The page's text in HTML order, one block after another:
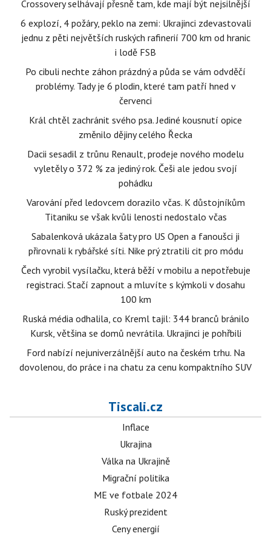
Crossovery selhávají přesně tam, kde mají být nejsilnější
6 explozí, 4 požáry, peklo na zemi: Ukrajinci zdevastovali
jednu z pěti největších ruských rafinerií 700 km od hranic
i lodě FSB
Po cibuli nechte záhon prázdný a půda se vám odvděčí
problémy. Tady je 6 plodin, které tam patří hned v
červenci
Král chtěl zachránit svého psa. Jediné kousnutí opice
změnilo dějiny celého Řecka
Dacii sesadil z trůnu Renault, prodeje nového modelu
vyletěly o 372 % za jediný rok. Češi ale jedou svojí
pohádku
Varování před ledovcem dorazilo včas. K důstojníkům
Titaniku se však kvůli lenosti nedostalo včas
Sabalenková ukázala šaty pro US Open a fanoušci ji
přirovnali k rybářské síti. Nike prý ztratili cit pro módu
Čech vyrobil vysílačku, která běží v mobilu a nepotřebuje
registraci. Stačí zapnout a mluvíte s kýmkoli v dosahu
100 km
Ruská média odhalila, co Kreml tajil: 344 branců bránilo
Kursk, většina se domů nevrátila. Ukrajinci je pohřbili
Ford nabízí nejuniverzálnější auto na českém trhu. Na
dovolenou, do práce i na chatu za cenu kompaktního SUV
Tiscali.cz
Inflace
Ukrajina
Válka na Ukrajině
Migrační politika
ME ve fotbale 2024
Ruský prezident
Ceny energií